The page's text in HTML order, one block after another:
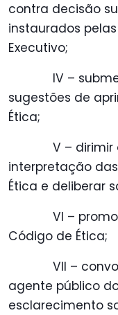
contra decisão
instaurados
Executivo;
IV –
sugestões de
Ética;
V –
interpretação
Ética e deliberar
VI –
Código de Ética;
VII –
agente público
esclarecimento